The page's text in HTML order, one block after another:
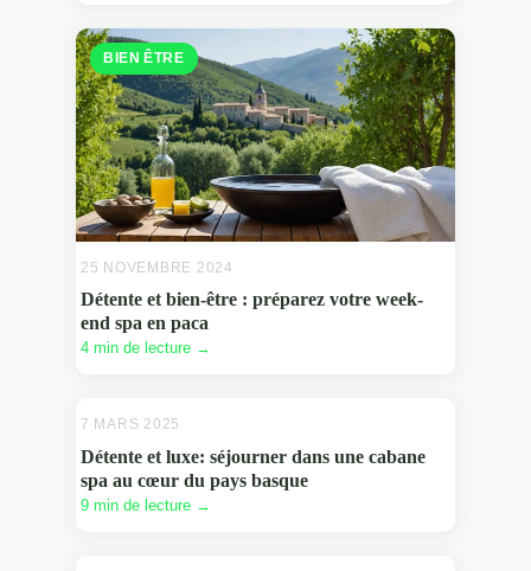
BIEN ÊTRE
25 NOVEMBRE 2024
Détente et bien-être : préparez votre week-
end spa en paca
4 min de lecture →
BIEN ÊTRE
7 MARS 2025
Détente et luxe: séjourner dans une cabane
spa au cœur du pays basque
9 min de lecture →